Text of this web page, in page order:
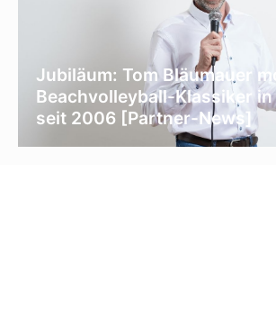
Jubiläum: Tom Bläumauer
Beachvolleyball-Klassiker in
seit 2006 [Partner-News]